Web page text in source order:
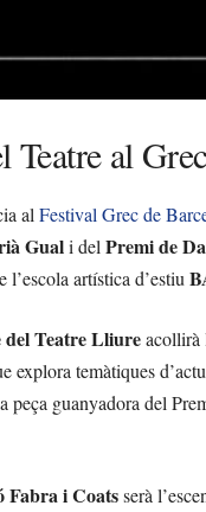
Teatre al
alFestival Grec de
Guali delPremi de
artística d’estiu
Teatre Lliureacollirà
temàtiques
peça guanyadora del
Fabra i Coatsserà